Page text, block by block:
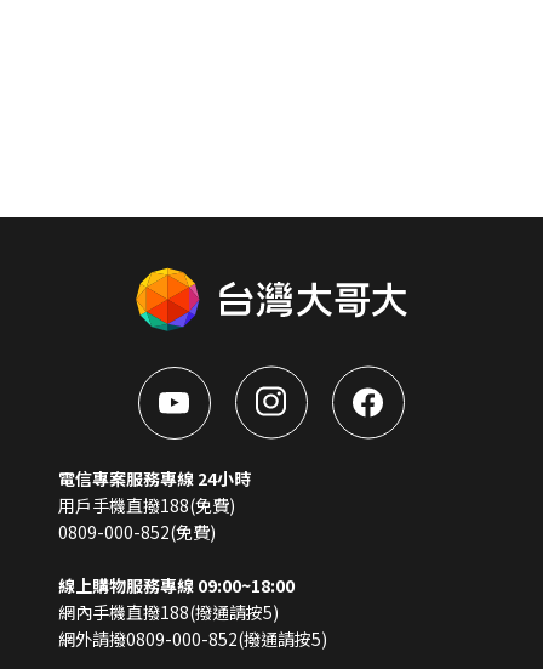
電信專案服務專線 24小時
用戶手機直撥188(免費)
0809-000-852(免費)
線上購物服務專線 09:00~18:00
網內手機直撥188(撥通請按5)
網外請撥0809-000-852(撥通請按5)